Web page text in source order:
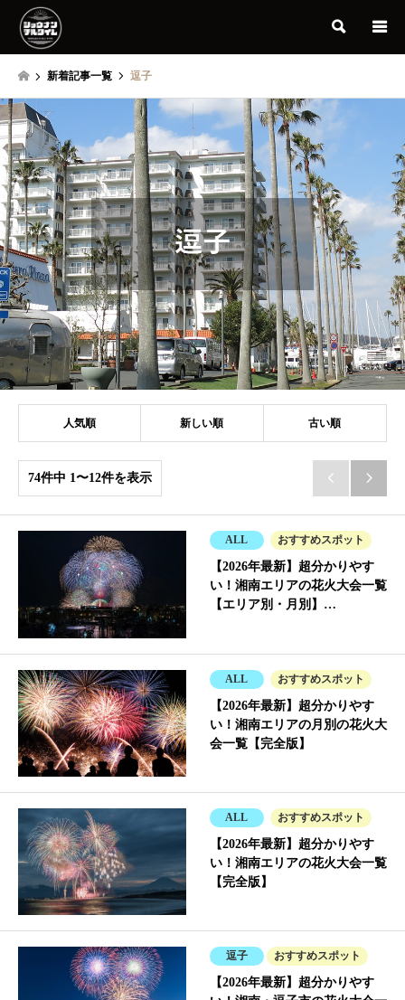
検索
新着記事一覧 逗子
人気順 新しい順 古い順
74件中 1〜12件を表示  
ALL おすすめスポット
【2026年最新】超分かりやす
い！湘南エリアの花火大会一覧
【エリア別・月別】…
ALL おすすめスポット
【2026年最新】超分かりやす
い！湘南エリアの月別の花火大
会一覧【完全版】
ALL おすすめスポット
【2026年最新】超分かりやす
い！湘南エリアの花火大会一覧
【完全版】
逗子 おすすめスポット
【2026年最新】超分かりやす